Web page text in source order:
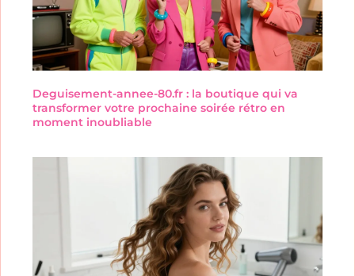
Deguisement-annee-80.fr : la boutique qui va
transformer votre prochaine soirée rétro en
moment inoubliable